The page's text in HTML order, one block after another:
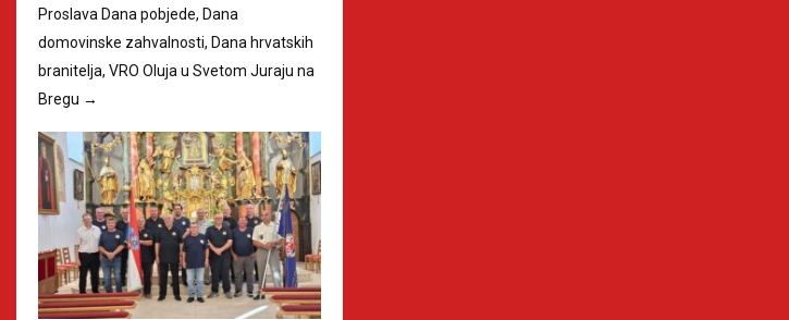
Proslava Dana pobjede, Dana
domovinske zahvalnosti, Dana hrvatskih
branitelja, VRO Oluja u Svetom Juraju na
Bregu →